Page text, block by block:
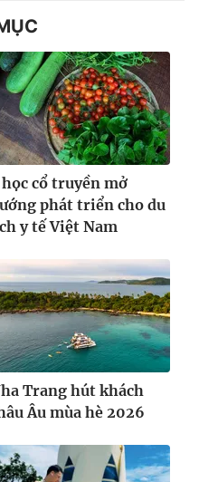
học cổ truyền mở
phát triển cho du
y tế Việt Nam
Trang hút khách
Âu mùa hè 2026